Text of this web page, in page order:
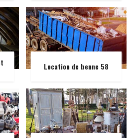
Location de benne 58